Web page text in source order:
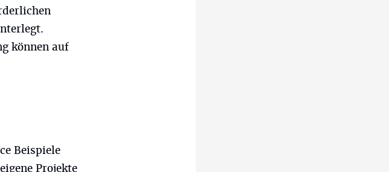
können auf
Beispiele
Projekte